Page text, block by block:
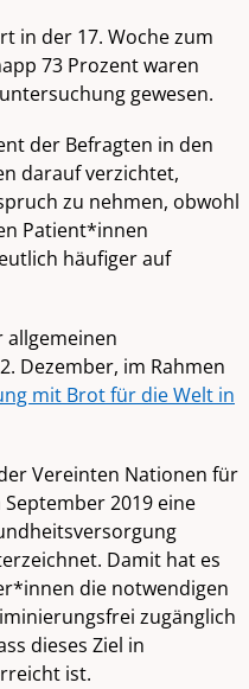
in der 17. Woche zum
73 Prozent waren
gewesen.
der Befragten in den
darauf verzichtet,
zu nehmen, obwohl
Patient*innen
häufiger auf
allgemeinen
Dezember, im Rahmen
mit Brot für die Welt in
Vereinten Nationen für
2019 eine
Damit hat es
die notwendigen
zugänglich
dieses Ziel in
ist.